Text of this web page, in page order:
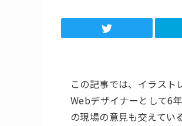
この記事では、イラスト
Webデザイナーとして6
の現場の意見も交えてい